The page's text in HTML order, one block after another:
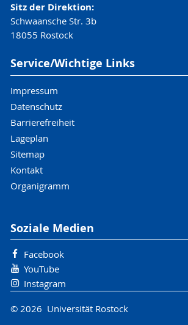
Sitz der Direktion:
Schwaansche Str. 3b
18055 Rostock
Service/Wichtige Links
Impressum
Datenschutz
Barrierefreiheit
Lageplan
Sitemap
Kontakt
Organigramm
Soziale Medien
Facebook
YouTube
Instagram
© 2026 Universität Rostock